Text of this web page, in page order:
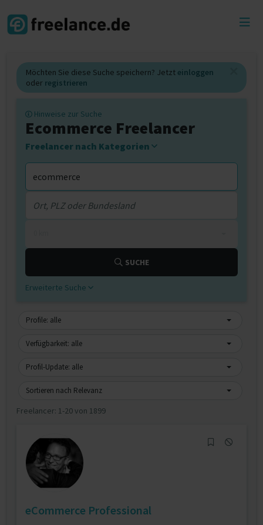
Möchten Sie diese Suche speichern? Jetzt einloggen
oder registrieren
Hinweise zur Suche
Ecommerce Freelancer
Freelancer nach Kategorien
SUCHE
Erweiterte Suche
Profile: alle
Verfügbarkeit: alle
Profil-Update: alle
Sortieren nach Relevanz
Freelancer: 1-20 von 1899
eCommerce Professional